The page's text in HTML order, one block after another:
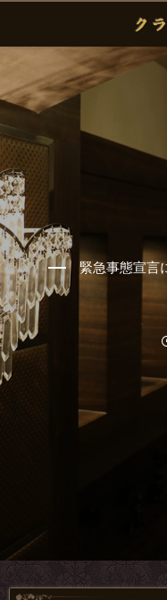
緊急事態宣言